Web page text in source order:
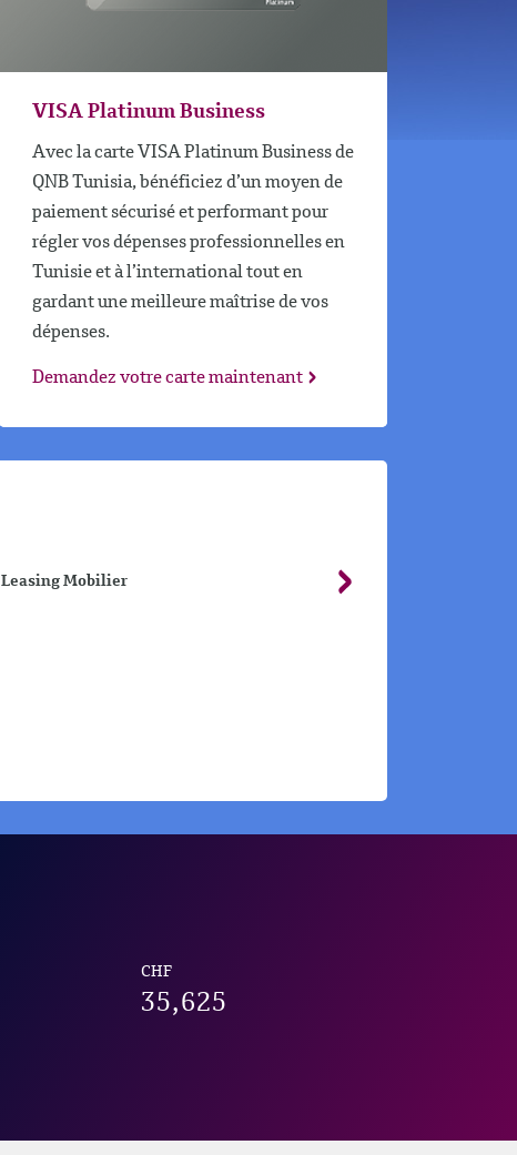
VISA Platinum Business
Avec la carte VISA Platinum Business de
QNB Tunisia, bénéficiez d’un moyen de
paiement sécurisé et performant pour
régler vos dépenses professionnelles en
Tunisie et à l’international tout en
gardant une meilleure maîtrise de vos
dépenses.
Demandez votre carte maintenant
Leasing Mobilier
CHF
35,625